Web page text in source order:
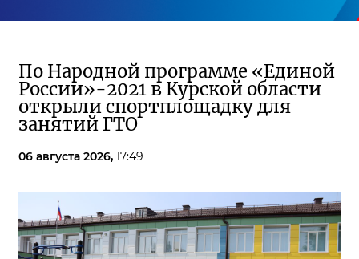
По Народной программе «Единой
России»-2021 в Курской области
открыли спортплощадку для
занятий ГТО
06 августа 2026, 17:49